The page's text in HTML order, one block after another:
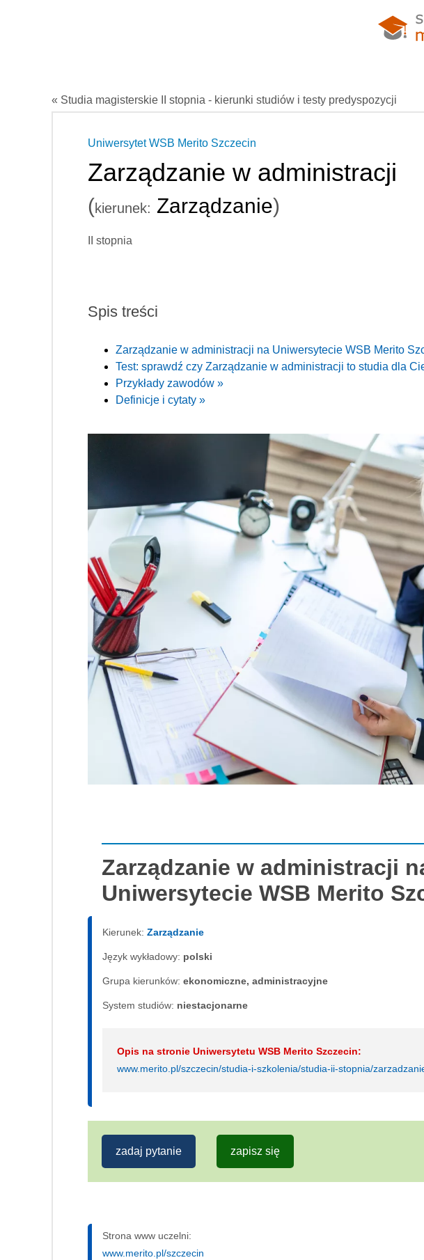
« Studia magisterskie II stopnia - kierunki studiów i testy predyspozycji
Uniwersytet WSB Merito Szczecin
Zarządzanie w administracji
(kierunek: Zarządzanie)
II stopnia
Spis treści
Zarządzanie w administracji na Uniwersytecie WSB Merito
Test: sprawdź czy Zarządzanie w administracji to studia dla
Przykłady zawodów »
Definicje i cytaty »
Zarządzanie w administracji
Uniwersytecie WSB Merito
Kierunek: Zarządzanie
Język wykładowy: polski
Grupa kierunków: ekonomiczne, administracyjne
System studiów: nie­sta­cjo­nar­ne
Opis na stronie Uniwersytetu WSB Merito Szczecin:
www.merito.pl/szczecin/studia-i-szkolenia/studia-ii-stopnia/
zadaj pytanie zapisz się
Strona www uczelni:
www.merito.pl/szczecin